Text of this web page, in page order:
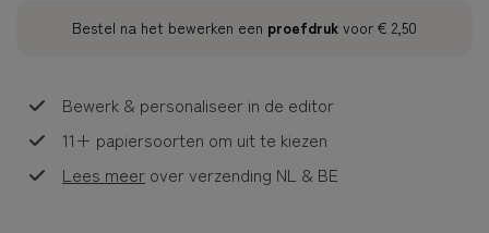
Bestel na het bewerken een proefdruk voor € 2,50
Bewerk & personaliseer in de editor
11+ papiersoorten om uit te kiezen
Lees meer over verzending NL & BE